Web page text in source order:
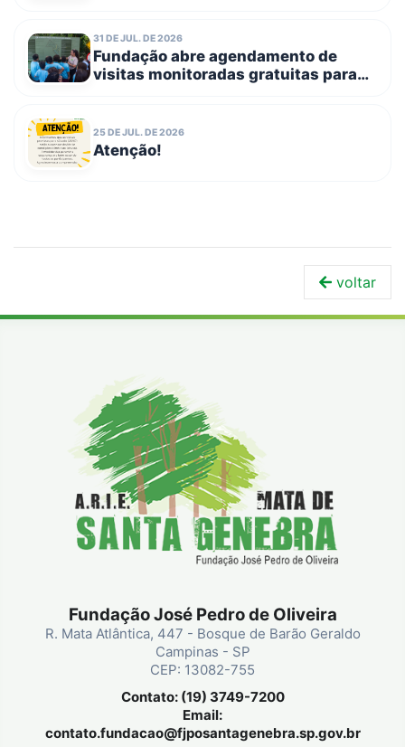
31 DE JUL. DE 2026
Fundação abre agendamento de
visitas monitoradas gratuitas para
25 DE JUL. DE 2026
Atenção!
voltar
Fundação José Pedro de Oliveira
R. Mata Atlântica, 447 - Bosque de Barão Geraldo
Campinas - SP
CEP: 13082-755
Contato: (19) 3749-7200
Email:
contato.fundacao@fjposantagenebra.sp.gov.br